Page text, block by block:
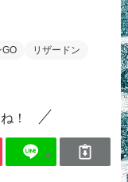
GO
リザードン
！